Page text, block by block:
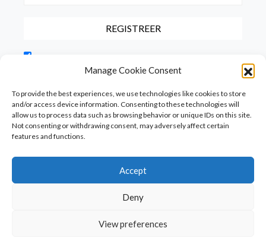
Manage Cookie Consent
To provide the best experiences, we use technologies like cookies to store
and/or access device information. Consenting to these technologies will
allow us to process data such as browsing behavior or unique IDs on this site.
Not consenting or withdrawing consent, may adversely affect certain
features and functions.
Accept
Deny
View preferences
gebruiksvoorwaarden met betrekking tot de opslag van de via dit
formulier verstrekte gegevens hebt gelezen en hiermee akkoord
PureLiving
Copyright © Puredeluxe.be 2025